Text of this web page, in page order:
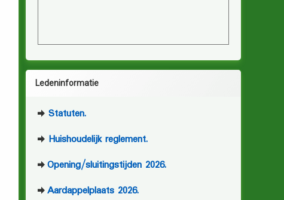
Ledeninformatie
Statuten.
Huishoudelijk reglement.
Opening/sluitingstijden 2026.
Aardappelplaats 2026.